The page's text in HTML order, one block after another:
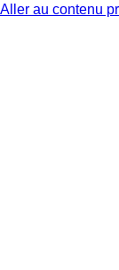
Aller au contenu